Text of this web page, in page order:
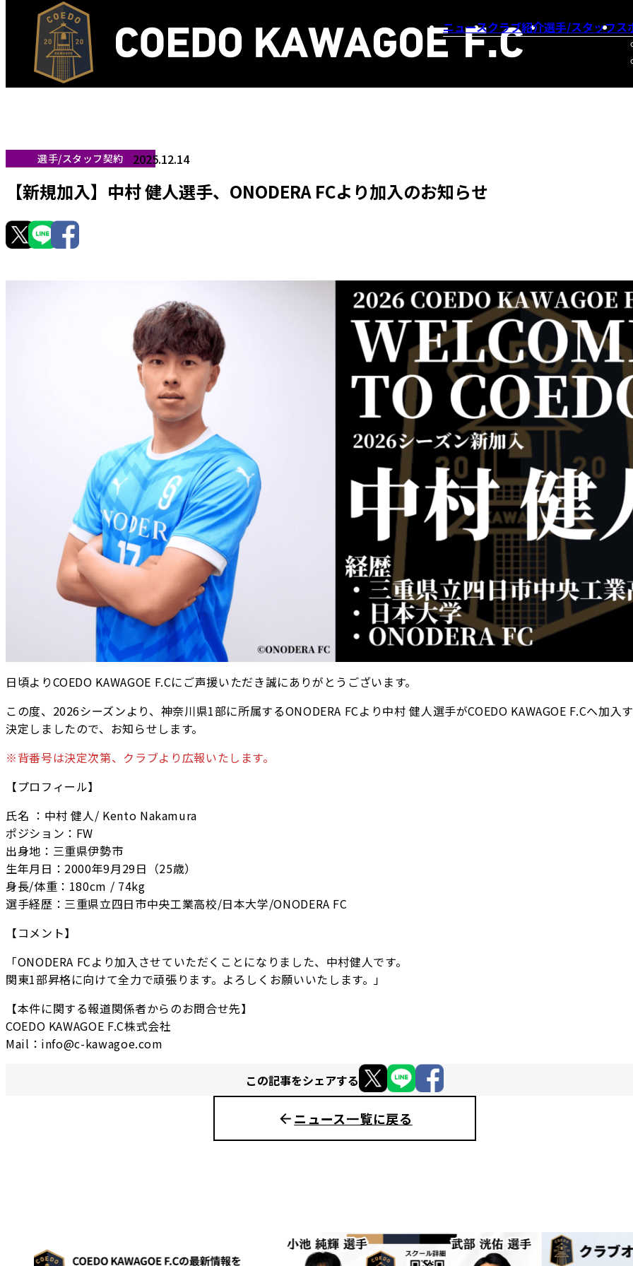
ニュースクラブ紹介選手/スタッフス
選手/スタッフ契約 2025.12.14
【新規加入】中村 健人選手、ONODERA FCより加入のお知らせ
日頃よりCOEDO KAWAGOE F.Cにご声援いただき誠にありがとうございます。
この度、2026シーズンより、神奈川県1部に所属するONODERA FCより中村 健人選手がCOEDO KAWAGOE F.Cへ加入
決定しましたので、お知らせします。
※背番号は決定次第、クラブより広報いたします。
【プロフィール】
氏名 ：中村 健人/ Kento Nakamura
ポジション：FW
出身地：三重県伊勢市
生年月日：2000年9月29日（25歳）
身長/体重：180cm / 74kg
選手経歴：三重県立四日市中央工業高校/日本大学/ONODERA FC
【コメント】
「ONODERA FCより加入させていただくことになりました、中村健人です。
関東1部昇格に向けて全力で頑張ります。よろしくお願いいたします。」
【本件に関する報道関係者からのお問合せ先】
COEDO KAWAGOE F.C株式会社
Mail：info@c-kawagoe.com
この記事をシェアする
ニュース一覧に戻る